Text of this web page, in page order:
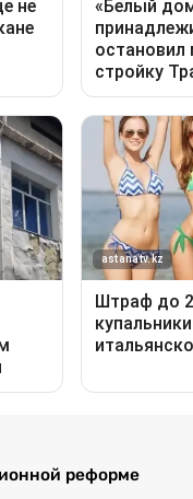
реформе